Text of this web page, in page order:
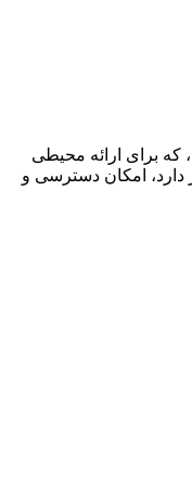
که برای ارائه محیطی
امکان دسترسی و